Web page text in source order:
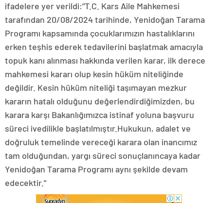
ifadelere yer verildi:"T.C. Kars Aile Mahkemesi
tarafından 20/08/2024 tarihinde, Yenidoğan Tarama
Programı kapsamında çocuklarımızın hastalıklarını
erken teşhis ederek tedavilerini başlatmak amacıyla
topuk kanı alınması hakkında verilen karar, ilk derece
mahkemesi kararı olup kesin hüküm niteliğinde
değildir. Kesin hüküm niteliği taşımayan mezkur
kararın hatalı olduğunu değerlendirdiğimizden, bu
karara karşı Bakanlığımızca istinaf yoluna başvuru
süreci ivedilikle başlatılmıştır.Hukukun, adalet ve
doğruluk temelinde vereceği karara olan inancımız
tam olduğundan, yargı süreci sonuçlanıncaya kadar
Yenidoğan Tarama Programı aynı şekilde devam
edecektir."